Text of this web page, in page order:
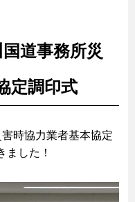
道事務所災
定調印式
時協力業者基本協定
ました！